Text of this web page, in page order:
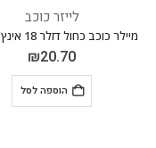
מיילר כוכב כחול דזלר 18 אינץ' *מגיע בסיטונאות חבילה של 5 יח'*
הוספה לסל